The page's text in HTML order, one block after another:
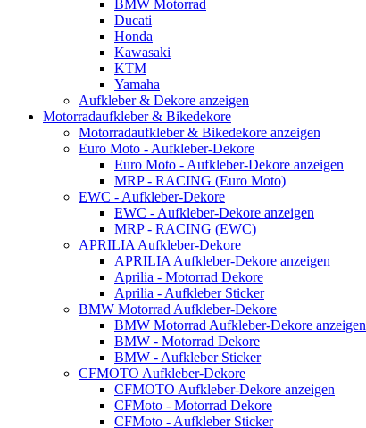
BMW Motorrad
Ducati
Honda
Kawasaki
KTM
Yamaha
Aufkleber & Dekore anzeigen
Motorradaufkleber & Bikedekore
Motorradaufkleber & Bikedekore anzeigen
Euro Moto - Aufkleber-Dekore
Euro Moto - Aufkleber-Dekore anzeigen
MRP - RACING (Euro Moto)
EWC - Aufkleber-Dekore
EWC - Aufkleber-Dekore anzeigen
MRP - RACING (EWC)
APRILIA Aufkleber-Dekore
APRILIA Aufkleber-Dekore anzeigen
Aprilia - Motorrad Dekore
Aprilia - Aufkleber Sticker
BMW Motorrad Aufkleber-Dekore
BMW Motorrad Aufkleber-Dekore anzeigen
BMW - Motorrad Dekore
BMW - Aufkleber Sticker
CFMOTO Aufkleber-Dekore
CFMOTO Aufkleber-Dekore anzeigen
CFMoto - Motorrad Dekore
CFMoto - Aufkleber Sticker